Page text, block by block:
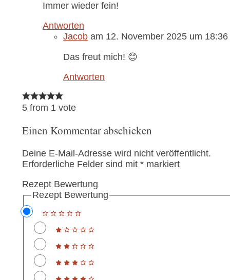
Immer wieder fein!
Antworten
Jacob am 12. November 2025 um 18:36
Das freut mich! 😊
Antworten
5 from 1 vote
Einen Kommentar abschicken
Deine E-Mail-Adresse wird nicht veröffentlicht.
Erforderliche Felder sind mit * markiert
Rezept Bewertung
Rezept Bewertung